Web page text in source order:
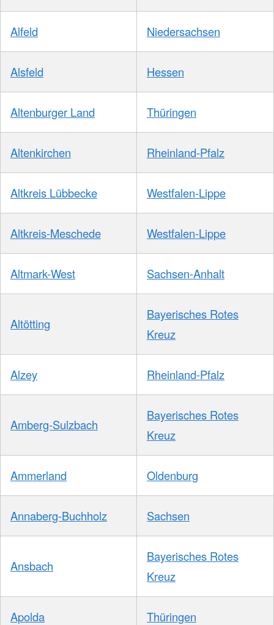
Alfeld Niedersachsen
Alsfeld Hessen
Altenburger Land Thüringen
Altenkirchen Rheinland-Pfalz
Altkreis Lübbecke Westfalen-Lippe
Altkreis-Meschede Westfalen-Lippe
Altmark-West Sachsen-Anhalt
Altötting
Bayerisches Rotes
Kreuz
Alzey Rheinland-Pfalz
Amberg-Sulzbach
Bayerisches Rotes
Kreuz
Ammerland Oldenburg
Annaberg-Buchholz Sachsen
Ansbach
Bayerisches Rotes
Kreuz
Apolda Thüringen